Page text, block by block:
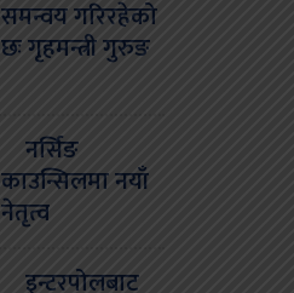
समन्वय गरिरहेको
छः गृहमन्त्री गुरुङ
नर्सिङ
काउन्सिलमा नयाँ
नेतृत्व
इन्टरपोलबाट